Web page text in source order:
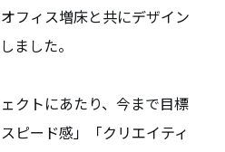
フィス増床と共にデザイン
ました。
クトにあたり、今まで目標
ピード感」「クリエイティ